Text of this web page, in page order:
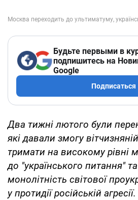
Будьте первыми в
подпишитесь на
Google
Подписаться
Два тижні лютого були
які давали змогу
тримати на високому рівні
до "українського питання"
монолітність світової
у протидії російській